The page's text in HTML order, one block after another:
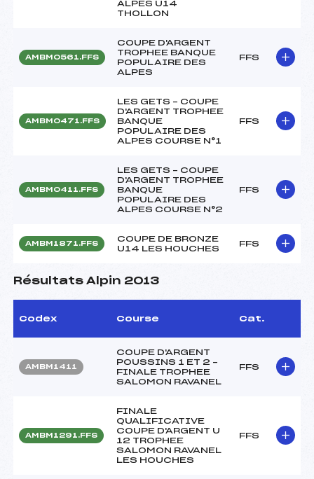
ALPES U14
THOLLON
AMBM0561.FFS
COUPE D'ARGENT
TROPHEE BANQUE
POPULAIRE DES
ALPES
FFS
AMBM0471.FFS
LES GETS – COUPE
D'ARGENT TROPHEE
BANQUE
POPULAIRE DES
ALPES COURSE N°1
FFS
AMBM0411.FFS
LES GETS – COUPE
D'ARGENT TROPHEE
BANQUE
POPULAIRE DES
ALPES COURSE N°2
FFS
AMBM1871.FFS
COUPE DE BRONZE
U14 LES HOUCHES
FFS
Résultats Alpin 2013
Codex Course Cat.
AMBM1411
COUPE D'ARGENT
POUSSINS 1 ET 2 –
FINALE TROPHEE
SALOMON RAVANEL
FFS
AMBM1291.FFS
FINALE
QUALIFICATIVE
COUPE D'ARGENT U
12 TROPHEE
SALOMON RAVANEL
LES HOUCHES
FFS